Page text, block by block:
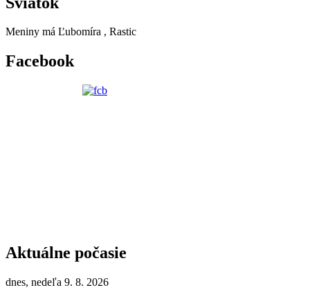
Meniny má Ľubomíra , Rastic
Facebook
Aktuálne počasie
dnes, nedeľa 9. 8. 2026